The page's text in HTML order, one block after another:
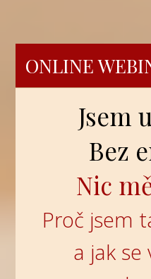
ONLINE
Jsem
Bez
Nic
Proč jsem
a jak